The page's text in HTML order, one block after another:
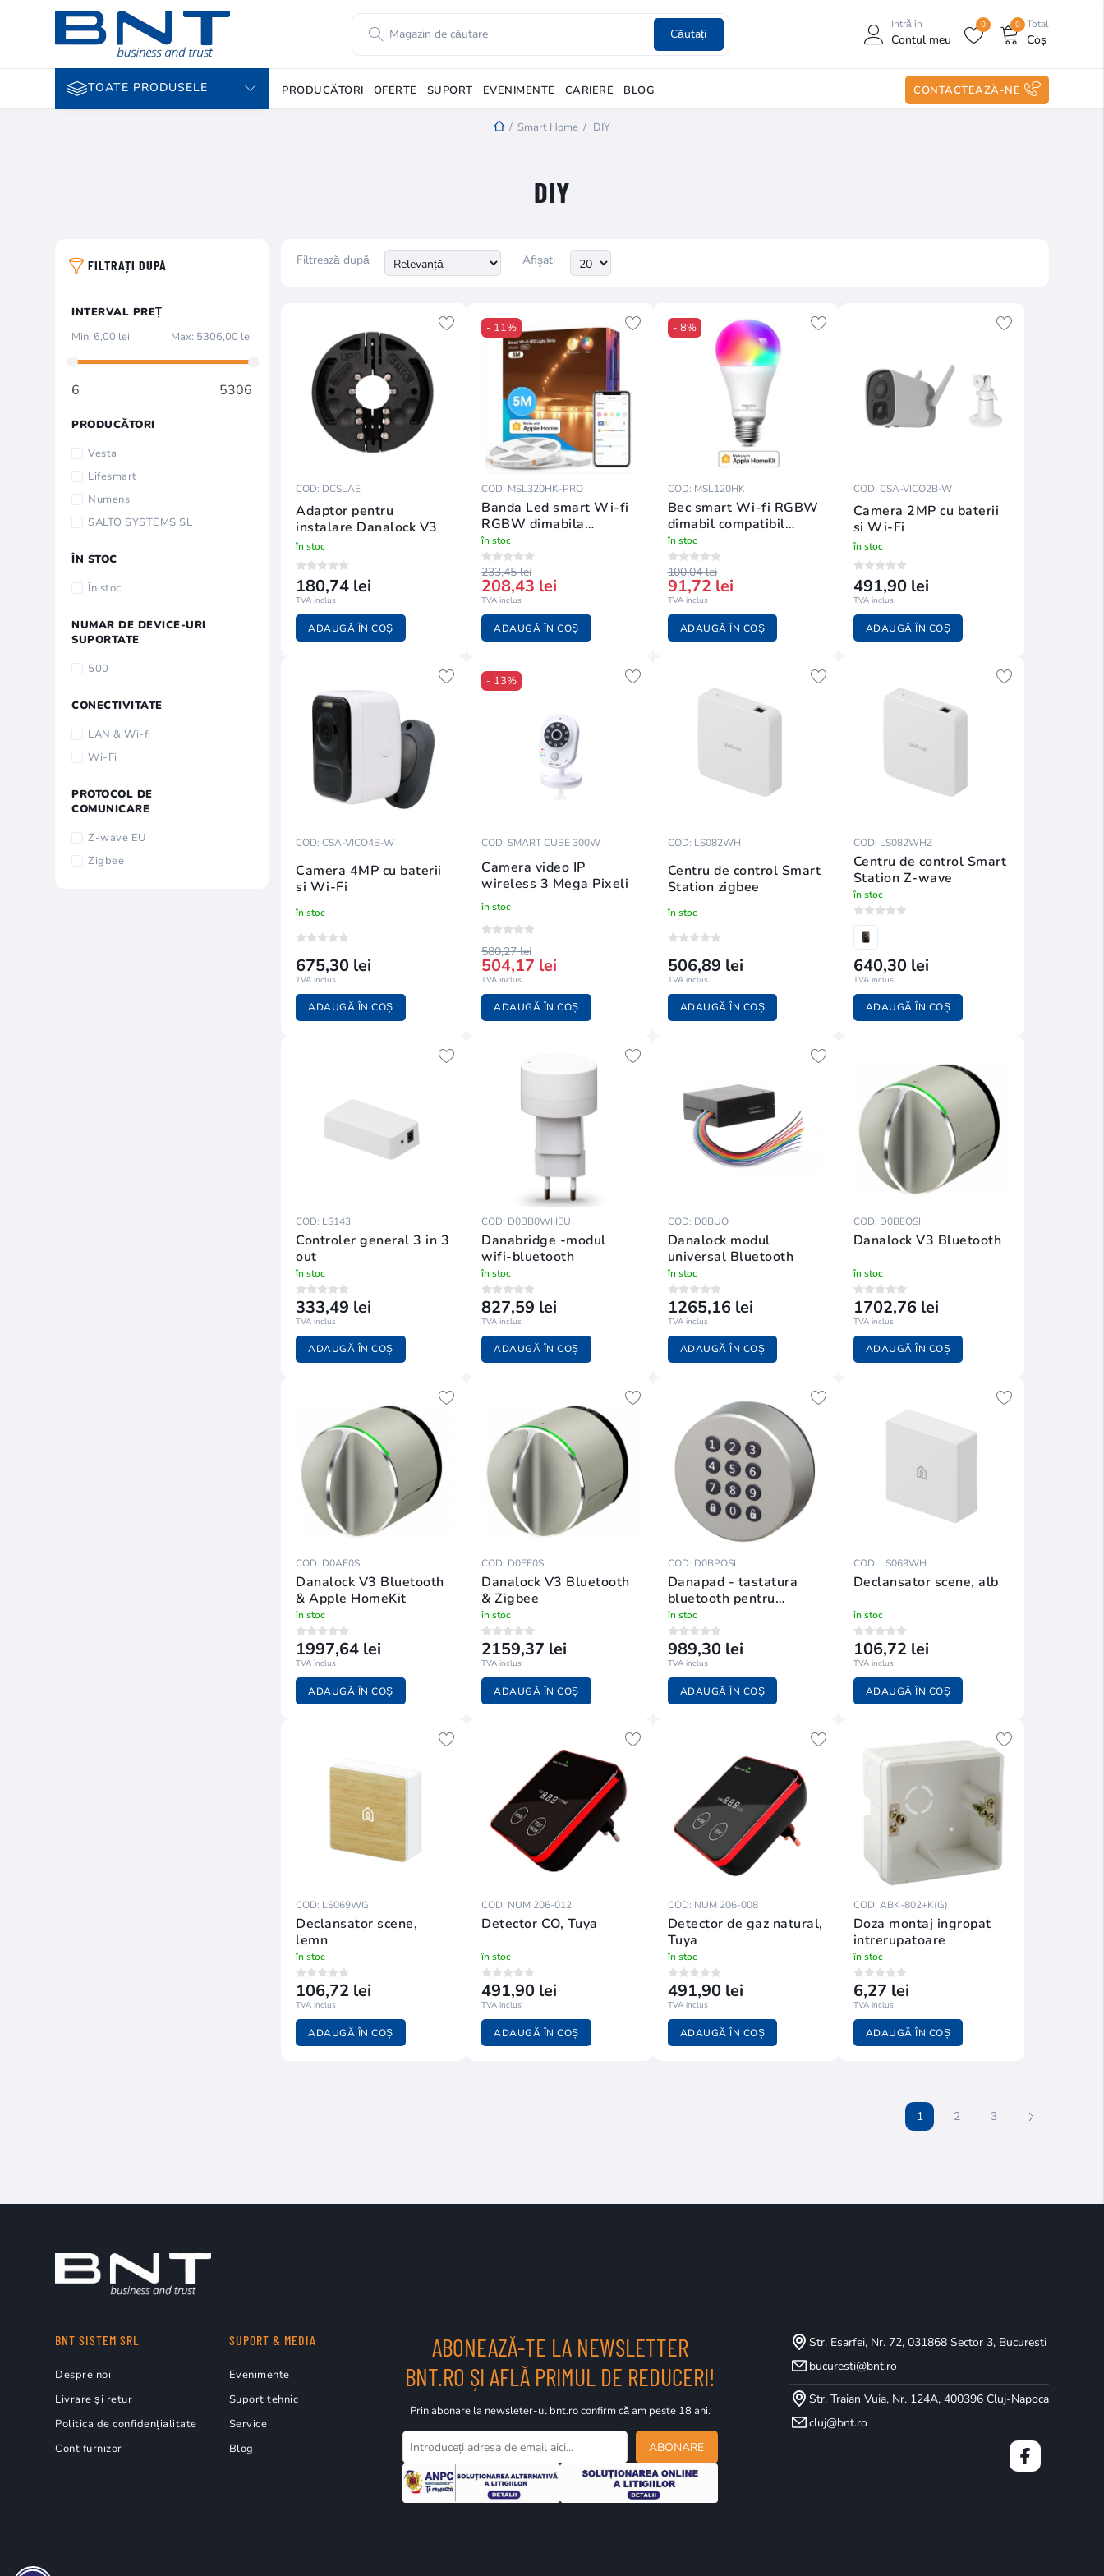
Căutați
Intră în
Contul meu
0 Total
Coș
0
TOATE PRODUSELE PRODUCĂTORI OFERTE SUPORT EVENIMENTE CARIERE BLOG CONTACTEAZĂ-NE
/ Smart Home / DIY
DIY
FILTRAȚI DUPĂ
INTERVAL PREȚ
Min: 6,00 lei Max: 5306,00 lei
6 5306
PRODUCĂTORI
Vesta
Lifesmart
Numens
SALTO SYSTEMS SL
ÎN STOC
În stoc
NUMAR DE DEVICE-URI
SUPORTATE
500
CONECTIVITATE
LAN & Wi-fi
Wi-Fi
PROTOCOL DE
COMUNICARE
Z-wave EU
Zigbee
Filtrează după Afişati
COD: DCSLAE
Adaptor pentru
instalare Danalock V3
în stoc
180,74 lei
TVA inclus
ADAUGĂ ÎN COȘ
- 11%
COD: MSL320HK-PRO
Banda Led smart Wi-fi
RGBW dimabila
compatibil Apple
Homekit
în stoc
233,45 lei
208,43 lei
TVA inclus
ADAUGĂ ÎN COȘ
- 8%
COD: MSL120HK
Bec smart Wi-fi RGBW
dimabil compatibil
Apple Homekit
în stoc
100,04 lei
91,72 lei
TVA inclus
ADAUGĂ ÎN COȘ
COD: CSA-VICO2B-W
Camera 2MP cu baterii
si Wi-Fi
în stoc
491,90 lei
TVA inclus
ADAUGĂ ÎN COȘ
COD: CSA-VICO4B-W
Camera 4MP cu baterii
si Wi-Fi
în stoc
675,30 lei
TVA inclus
ADAUGĂ ÎN COȘ
- 13%
COD: SMART CUBE 300W
Camera video IP
wireless 3 Mega Pixeli
în stoc
580,27 lei
504,17 lei
TVA inclus
ADAUGĂ ÎN COȘ
COD: LS082WH
Centru de control Smart
Station zigbee
în stoc
506,89 lei
TVA inclus
ADAUGĂ ÎN COȘ
COD: LS082WHZ
Centru de control Smart
Station Z-wave
în stoc
640,30 lei
TVA inclus
ADAUGĂ ÎN COȘ
COD: LS143
Controler general 3 in 3
out
în stoc
333,49 lei
TVA inclus
ADAUGĂ ÎN COȘ
COD: D0BB0WHEU
Danabridge -modul
wifi-bluetooth
în stoc
827,59 lei
TVA inclus
ADAUGĂ ÎN COȘ
COD: D0BUO
Danalock modul
universal Bluetooth
în stoc
1265,16 lei
TVA inclus
ADAUGĂ ÎN COȘ
COD: D0BEOSI
Danalock V3 Bluetooth
în stoc
1702,76 lei
TVA inclus
ADAUGĂ ÎN COȘ
COD: D0AE0SI
Danalock V3 Bluetooth
& Apple HomeKit
în stoc
1997,64 lei
TVA inclus
ADAUGĂ ÎN COȘ
COD: D0EE0SI
Danalock V3 Bluetooth
& Zigbee
în stoc
2159,37 lei
TVA inclus
ADAUGĂ ÎN COȘ
COD: D0BPOSI
Danapad - tastatura
bluetooth pentru
Danalock V3
în stoc
989,30 lei
TVA inclus
ADAUGĂ ÎN COȘ
COD: LS069WH
Declansator scene, alb
în stoc
106,72 lei
TVA inclus
ADAUGĂ ÎN COȘ
COD: LS069WG
Declansator scene,
lemn
în stoc
106,72 lei
TVA inclus
ADAUGĂ ÎN COȘ
COD: NUM 206-012
Detector CO, Tuya
în stoc
491,90 lei
TVA inclus
ADAUGĂ ÎN COȘ
COD: NUM 206-008
Detector de gaz natural,
Tuya
în stoc
491,90 lei
TVA inclus
ADAUGĂ ÎN COȘ
COD: ABK-802+K(G)
Doza montaj ingropat
intrerupatoare
în stoc
6,27 lei
TVA inclus
ADAUGĂ ÎN COȘ
1 2 3
BNT SISTEM SRL
Despre noi
Livrare și retur
Politica de confidențialitate
Cont furnizor
SUPORT & MEDIA
Evenimente
Suport tehnic
Service
Blog
ABONEAZĂ-TE LA NEWSLETTER
BNT.RO ȘI AFLĂ PRIMUL DE REDUCERI!
Prin abonare la newsleter-ul bnt.ro confirm că am peste 18 ani.
ABONARE
Str. Esarfei, Nr. 72, 031868 Sector 3, Bucuresti
bucuresti@bnt.ro
Str. Traian Vuia, Nr. 124A, 400396 Cluj-Napoca
cluj@bnt.ro